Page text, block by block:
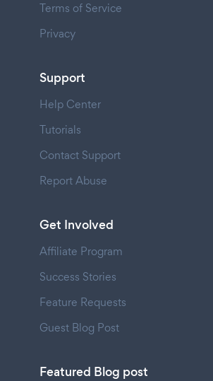
Terms of Service
Privacy
Support
Help Center
Tutorials
Contact Support
Report Abuse
Get Involved
Affiliate Program
Success Stories
Feature Requests
Guest Blog Post
Featured Blog post